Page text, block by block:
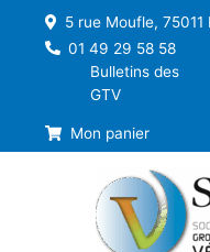
5 rue Moufle, 75011
01 49 29 58 58
Bulletins des
GTV
Mon panier